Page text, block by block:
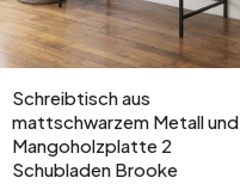
Schreibtisch aus
mattschwarzem Metall und
Mangoholzplatte 2
Schubladen Brooke